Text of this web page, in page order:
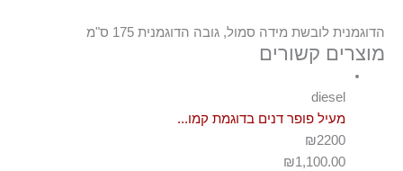
הדוגמנית לובשת מידה סמול, גובה הדוגמנית 175 ס"מ
מוצרים קשורים
diesel
מעיל פופר דנים בדוגמת קמו...
₪2200
₪1,100.00